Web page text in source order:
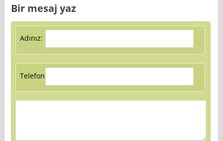
Bir mesaj yaz
Adınız:
Telefon: